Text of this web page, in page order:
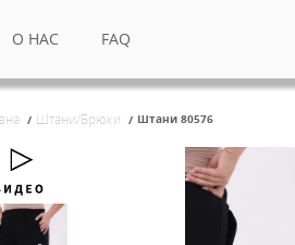
О НАС
Головна Штани/Брюки / Штани